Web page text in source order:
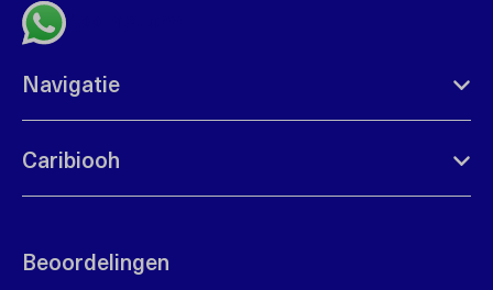
Navigatie
Caribiooh
Beoordelingen